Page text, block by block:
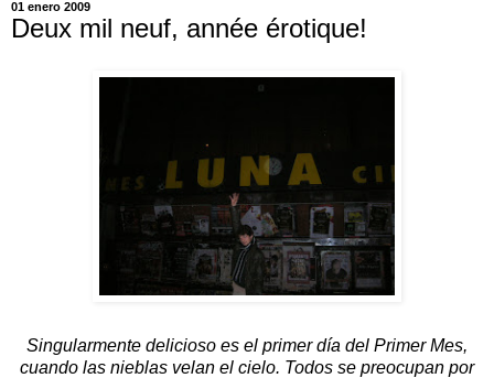
01 enero 2009
Deux mil neuf, année érotique!
Singularmente delicioso es el primer día del Primer Mes,
cuando las nieblas velan el cielo. Todos se preocupan por